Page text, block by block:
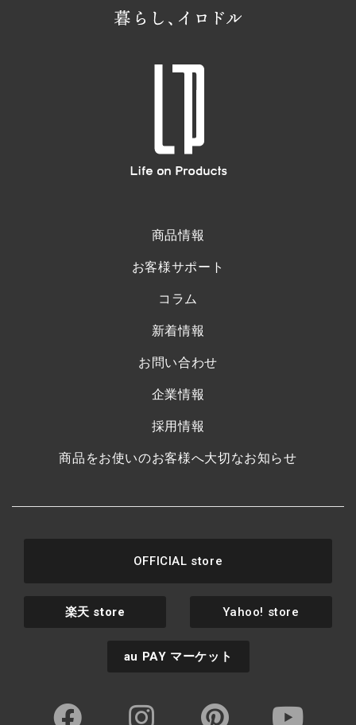
商品情報
お客様サポート
コラム
新着情報
お問い合わせ
企業情報
採用情報
商品をお使いのお客様へ大切なお知らせ
OFFICIAL store
楽天 store Yahoo! store
au PAY マーケット